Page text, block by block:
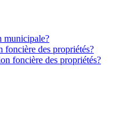
municipale?
foncière des propriétés?
foncière des propriétés?